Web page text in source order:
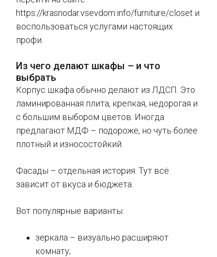
https://krasnodar.vsevdom.info/furniture/closet и
воспользоваться услугами настоящих
профи.
Из чего делают шкафы – и что
выбрать
Корпус шкафа обычно делают из ЛДСП. Это
ламинированная плита, крепкая, недорогая и
с большим выбором цветов. Иногда
предлагают МДФ – подороже, но чуть более
плотный и износостойкий.
Фасады – отдельная история. Тут всё
зависит от вкуса и бюджета.
Вот популярные варианты:
зеркала – визуально расширяют
комнату;